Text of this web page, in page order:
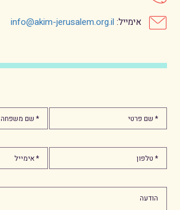
אימייל: info@akim-jerusalem.org.il
* שם פרטי * שם משפחה
* טלפון * אימייל
הודעה